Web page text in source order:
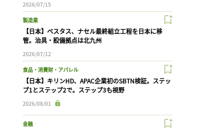
2026/07/15
製造業
【日本】ベスタス、ナセル最終組立工程を日本に移
管。治具・設備拠点は北九州
2026/07/12
食品・消費財・アパレル
【日本】キリンHD、APAC企業初のSBTN検証。ステッ
プ1とステップ2で。ステップ3も視野
2026/08/01
金融